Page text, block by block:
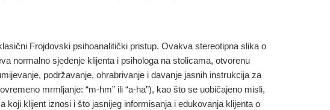
Frojdovski psihoanalitički pristup. Ovakva stereotipna slika o
normalno sjedenje klijenta i psihologa na stolicama, otvorenu
podržavanje, ohrabrivanje i davanje jasnih instrukcija za
mrmljanje: “m-hm” ili “a-ha”), kao što se uobičajeno misli,
klijent iznosi i što jasnijeg informisanja i edukovanja klijenta o